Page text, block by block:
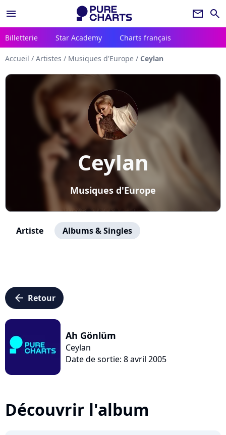
menu newsletter search
Billetterie Star Academy Charts français
Accueil / Artistes / Musiques d'Europe / Ceylan
Ceylan
Musiques d'Europe
Artiste Albums & Singles
arrow_left Retour
Ah Gönlüm
Ceylan
Date de sortie: 8 avril 2005
Découvrir l'album